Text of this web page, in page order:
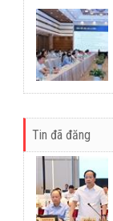
Tin đã đăng